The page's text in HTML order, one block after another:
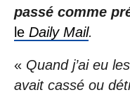
passé comme
le Daily Mail.
« Quand j’ai eu
avait cassé ou